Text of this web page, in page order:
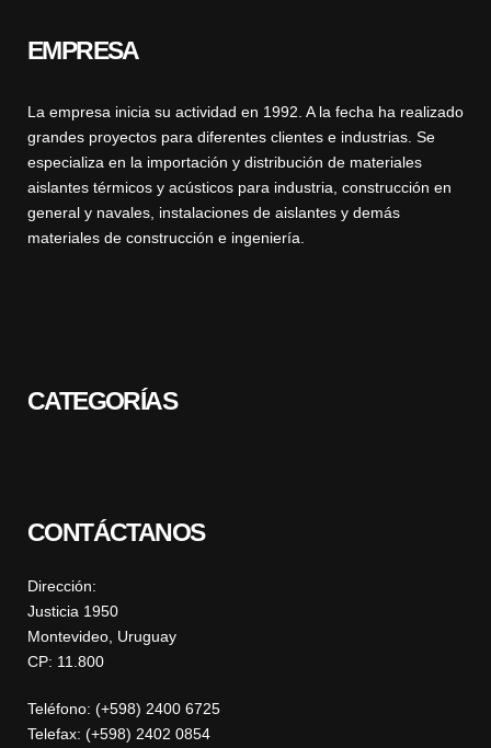
EMPRESA
La empresa inicia su actividad en 1992. A la fecha ha realizado
grandes proyectos para diferentes clientes e industrias. Se
especializa en la importación y distribución de materiales
aislantes térmicos y acústicos para industria, construcción en
general y navales, instalaciones de aislantes y demás
materiales de construcción e ingeniería.
CATEGORÍAS
CONTÁCTANOS
Dirección:
Justicia 1950
Montevideo, Uruguay
CP: 11.800
Teléfono: (+598) 2400 6725
Telefax: (+598) 2402 0854